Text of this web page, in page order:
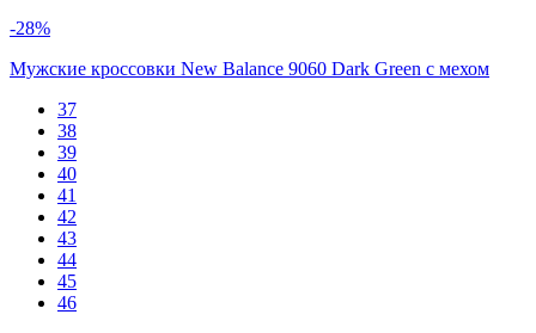
-28%
Мужские кроссовки New Balance 9060 Dark Green с мехом
37
38
39
40
41
42
43
44
45
46